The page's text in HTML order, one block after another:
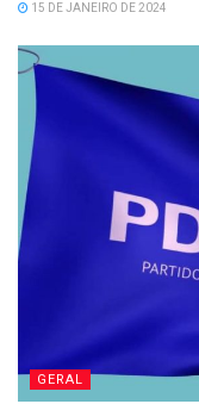
15 DE JANEIRO DE 2024
GERAL